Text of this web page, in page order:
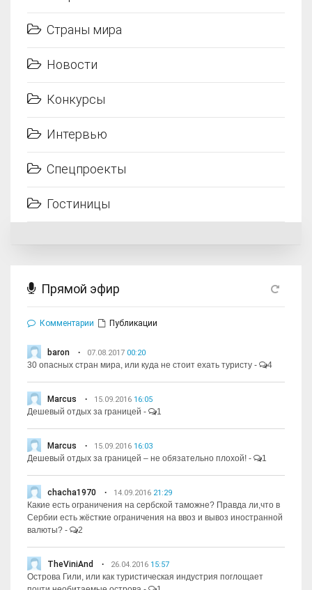
Страны мира
Новости
Конкурсы
Интервью
Спецпроекты
Гостиницы
Прямой эфир
Комментарии Публикации
baron 07.08.2017 00:20
30 опасных стран мира, или куда не стоит ехать туристу - 4
Marcus 15.09.2016 16:05
Дешевый отдых за границей - 1
Marcus 15.09.2016 16:03
Дешевый отдых за границей – не обязательно плохой! - 1
chacha1970 14.09.2016 21:29
Какие есть ограничения на сербской таможне? Правда ли,что в
Сербии есть жёсткие ограничения на ввоз и вывоз иностранной
валюты? - 2
TheViniAnd 26.04.2016 15:57
Острова Гили, или как туристическая индустрия поглощает